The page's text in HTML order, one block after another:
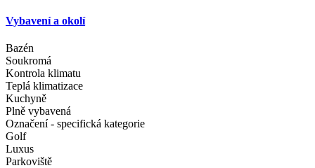
Vybavení a okolí
Bazén
Soukromá
Kontrola klimatu
Teplá klimatizace
Kuchyně
Plně vybavená
Označení - specifická kategorie
Golf
Luxus
Parkoviště